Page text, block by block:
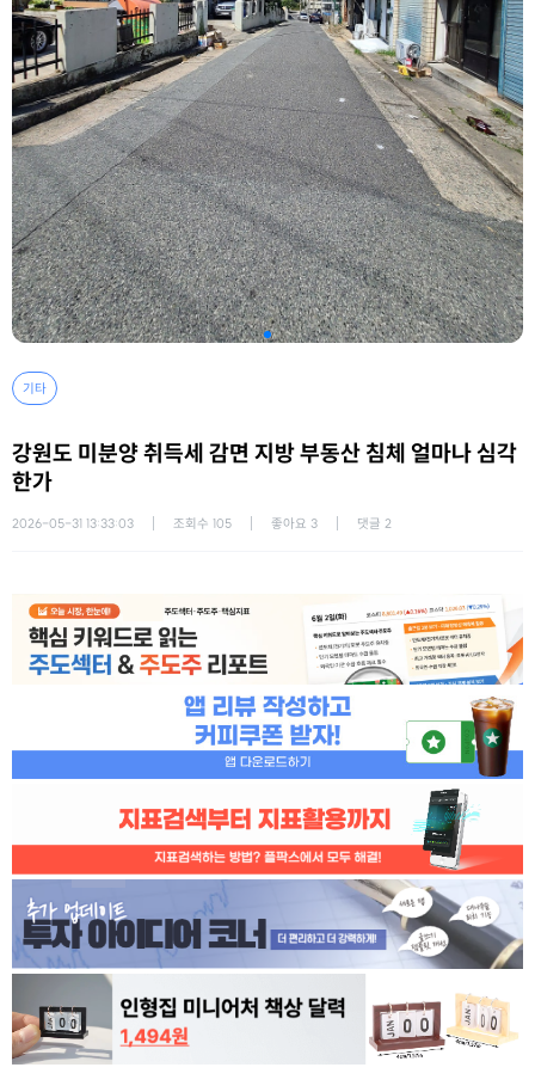
기타
강원도 미분양 취득세 감면 지방 부동산 침체 얼마나 심각
한가
2026-05-31 13:33:03 조회수 105 좋아요 3 댓글 2